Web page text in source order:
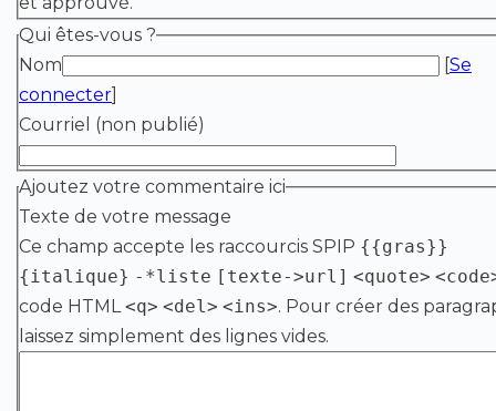
Qui êtes-vous ?
Nom
[Se
connecter]
Courriel (non publié)
Ajoutez votre commentaire ici
Texte de votre message
Ce champ accepte les raccourcis SPIP {{gras}}
{italique} -*liste [texte->url] <quote>
code HTML<q> <del> <ins>. Pour créer des
laissez simplement des lignes vides.